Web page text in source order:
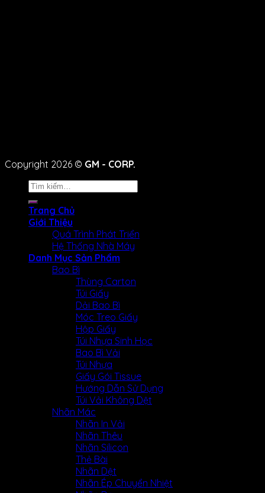
Copyright 2026 © GM - CORP.
Tìm
kiếm:
Trang Chủ
Giới Thiệu
Quá Trình Phát Triển
Hệ Thống Nhà Máy
Danh Mục Sản Phẩm
Bao Bì
Thùng Carton
Túi Giấy
Dải Bao Bì
Móc Treo Giấy
Hộp Giấy
Túi Nhựa Sinh Học
Bao Bì Vải
Túi Nhựa
Giấy Gói Tissue
Hướng Dẫn Sử Dụng
Túi Vải Không Dệt
Nhãn Mác
Nhãn In Vải
Nhãn Thêu
Nhãn Silicon
Thẻ Bài
Nhãn Dệt
Nhãn Ép Chuyển Nhiệt